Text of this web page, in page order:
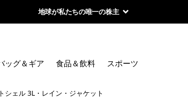
地球が私たちの唯一の株主
ッグ＆ギア 食品＆飲料 スポーツ
シェル 3L・レイン・ジャケット